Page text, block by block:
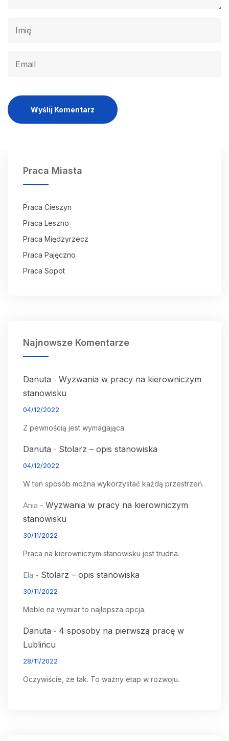
Wyślij Komentarz
Praca Miasta
Praca Cieszyn
Praca Leszno
Praca Międzyrzecz
Praca Pajęczno
Praca Sopot
Najnowsze Komentarze
Danuta - Wyzwania w pracy na kierowniczym
stanowisku
04/12/2022
Z pewnością jest wymagająca
Danuta - Stolarz – opis stanowiska
04/12/2022
W ten sposób można wykorzystać każdą przestrzeń.
Ania - Wyzwania w pracy na kierowniczym
stanowisku
30/11/2022
Praca na kierowniczym stanowisku jest trudna.
Ela - Stolarz – opis stanowiska
30/11/2022
Meble na wymiar to najlepsza opcja.
Danuta - 4 sposoby na pierwszą pracę w
Lublińcu
28/11/2022
Oczywiście, że tak. To ważny etap w rozwoju.